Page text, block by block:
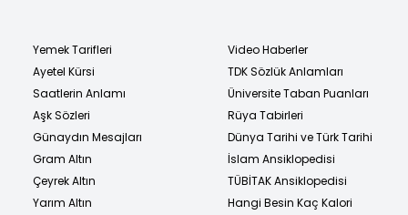
Yemek Tarifleri
Ayetel Kürsi
Saatlerin Anlamı
Aşk Sözleri
Günaydın Mesajları
Gram Altın
Çeyrek Altın
Yarım Altın
Video Haberler
TDK Sözlük Anlamları
Üniversite Taban Puanları
Rüya Tabirleri
Dünya Tarihi ve Türk Tarihi
İslam Ansiklopedisi
TÜBİTAK Ansiklopedisi
Hangi Besin Kaç Kalori